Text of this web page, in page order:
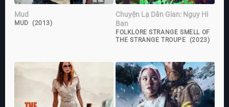
Mud
MUD (2013)
Chuyện Lạ Dân Gian: Ngụy Hi
Ban
FOLKLORE STRANGE SMELL OF
THE STRANGE TROUPE (2023)